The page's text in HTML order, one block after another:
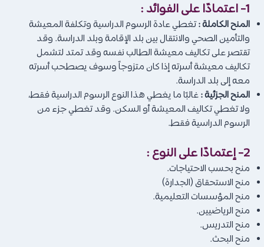
1- اعتمادًا على الفوائد :
المنح الكاملة :تغطي عادة الرسوم الدراسية وتكلفة المعيشة
والتأمين الصحي والانتقال بين بلد الإقامة وبلد الدراسة. وقد
تقتصر على تكاليف معيشة الطالب نفسه وقد تمتد لتشمل
تكاليف معيشة أسرته إذا كان متزوجاً وسوف يصطحب أسرته
معه إلى بلد الدراسة.
المنح الجزئية :غالبًا ما يغطي هذا النوع الرسوم الدراسية فقط،
ولا تغطي تكاليف المعيشة أو السكن. وقد تغطي جزء من
الرسوم الدراسية فقط.
2- إعتمادًا على النوع :
منح بحسب الاحتياجات.
منح الاستحقاق (الجدارة)
منح المؤسسات التعليمية.
منح الرياضيين.
منح التدريس.
منح البحث.